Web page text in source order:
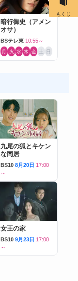
暗行御史（アメン
オサ）
BSテレ東 10:55～
月 火 水 木 金 土 日
九尾の狐とキケン
な同居
BS10 8月20日 17:00
～
女王の家
BS10 9月23日 17:00
～
もくじ